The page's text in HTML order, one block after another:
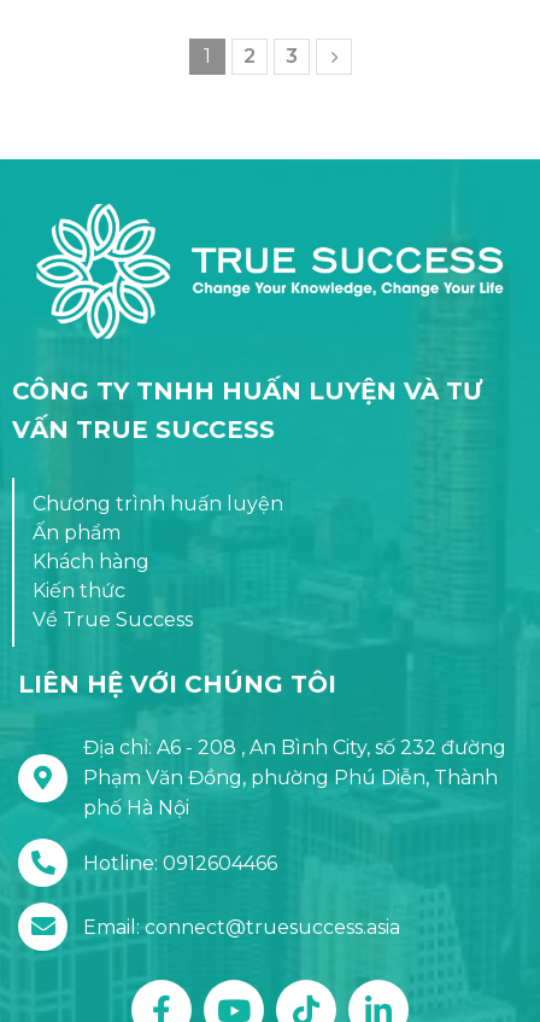
1 2 3
CÔNG TY TNHH HUẤN LUYỆN VÀ TƯ
VẤN TRUE SUCCESS
Chương trình huấn luyện
Ấn phẩm
Khách hàng
Kiến thức
Về True Success
LIÊN HỆ VỚI CHÚNG TÔI
Địa chỉ: A6 - 208 , An Bình City, số 232 đường
Phạm Văn Đồng, phường Phú Diễn, Thành
phố Hà Nội
Hotline: 0912604466
Email: connect@truesuccess.asia